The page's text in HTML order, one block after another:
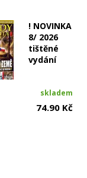
! NOVINKA
8/ 2026
tištěné
vydání
skladem
74.90 Kč